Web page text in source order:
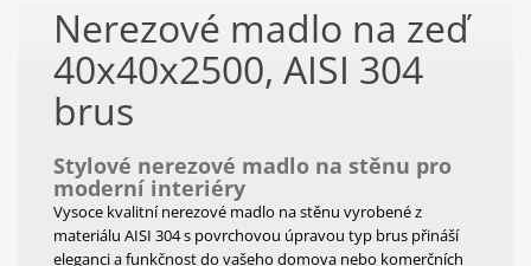
Nerezové madlo na zeď
40x40x2500, AISI 304
brus
Stylové nerezové madlo na stěnu pro
moderní interiéry
Vysoce kvalitní nerezové madlo na stěnu vyrobené z
materiálu AISI 304 s povrchovou úpravou typ brus přináší
eleganci a funkčnost do vašeho domova nebo komerčních